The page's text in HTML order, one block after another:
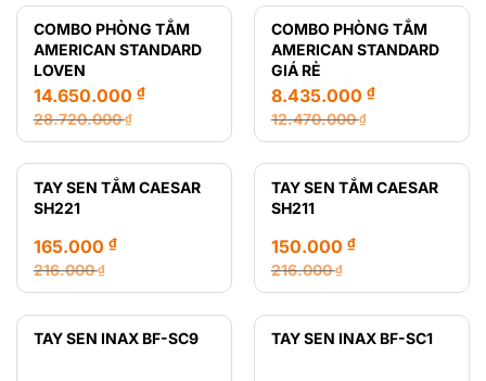
COMBO PHÒNG TẮM
AMERICAN STANDARD
LOVEN
28.720.000₫
Giá
gốc
là:
28.720.000 ₫.
14.650.000 ₫
Giá
hiện
tại
là:
COMBO PHÒNG TẮM
AMERICAN STANDARD
GIÁ RẺ
12.470.000₫
Giá
gốc
là:
12.470.000 ₫.
8.435.000 ₫
Giá
hiện
tại
là:
TAY SEN TẮM CAESAR
SH221
216.000₫
Giá
gốc
là:
165.000 ₫
Giá
hiện
tại
TAY SEN TẮM CAESAR
SH211
216.000₫
Giá
gốc
là:
150.000 ₫
Giá
hiện
tại
TAY SEN INAX BF-SC9 TAY SEN INAX BF-SC1